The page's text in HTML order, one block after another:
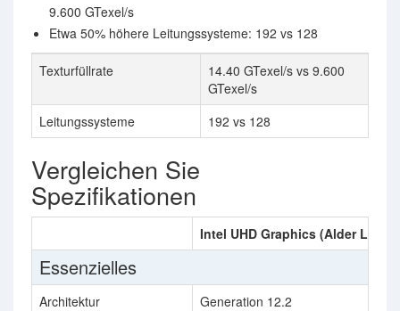
9.600 GTexel/s
Etwa 50% höhere Leitungssysteme: 192 vs 128
Texturfüllrate
14.40 GTexel/s vs 9.600
GTexel/s
Leitungssysteme
192 vs 128
Vergleichen Sie
Spezifikationen
Intel UHD Graphics (Alder Lake
Essenzielles
Architektur
Generation 12.2